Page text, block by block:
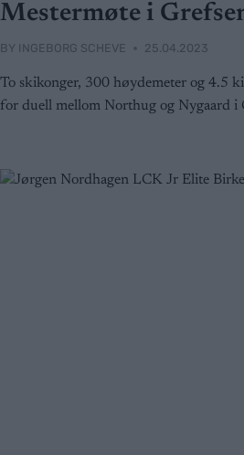
Mestermøte i
BY INGEBORG SCHEVE 25.04.2023
To skikonger, 300 høydemeter og 4.5
for duell mellom Northug og Nygaard i